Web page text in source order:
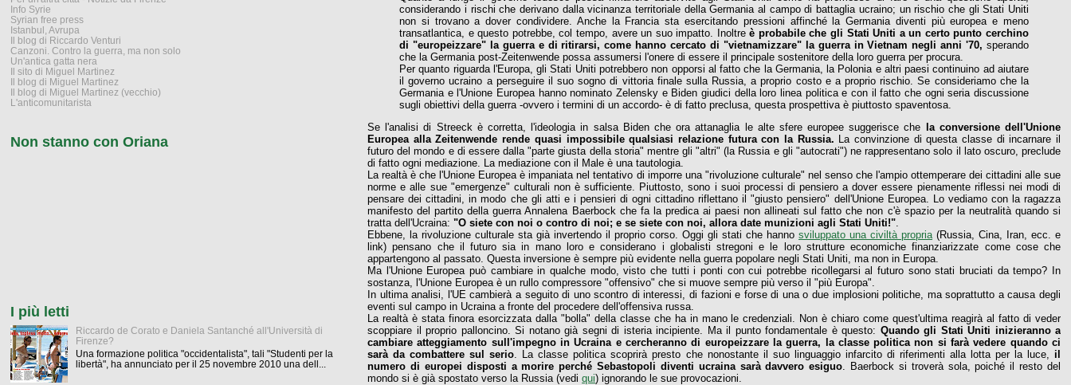
considerando i rischi che derivano dalla vicinanza territoriale della Germania al campo di battaglia ucraino; un rischio che gli Stati Uniti
non si trovano a dover condividere. Anche la Francia sta esercitando pressioni affinché la Germania diventi più europea e meno
transatlantica, e questo potrebbe, col tempo, avere un suo impatto. Inoltreè probabile che gli Stati Uniti a un certo punto cerchino
di "europeizzare" la guerra e di ritirarsi, come hanno cercato di "vietnamizzare" la guerra in Vietnam negli anni '70, sperando
che la Germania post-Zeitenwende possa assumersi l'onere di essere il principale sostenitore della loro guerra per procura.
Per quanto riguarda l'Europa, gli Stati Uniti potrebbero non opporsi al fatto che la Germania, la Polonia e altri paesi continuino ad aiutare
il governo ucraino a perseguire il suo sogno di vittoria finale sulla Russia, a proprio costo e a proprio rischio. Se consideriamo che la
Germania e l'Unione Europea hanno nominato Zelensky e Biden giudici della loro linea politica e con il fatto che ogni seria discussione
sugli obiettivi della guerra -ovvero i termini di un accordo- è di fatto preclusa, questa prospettiva è piuttosto spaventosa.
Se l'analisi di Streeck è corretta, l'ideologia in salsa Biden che ora attanaglia le alte sfere europee suggerisce che la conversione dell'Unione
Europea alla Zeitenwende rende quasi impossibile qualsiasi relazione futura con la Russia. La convinzione di questa classe di incarnare il
futuro del mondo e di essere dalla "parte giusta della storia" mentre gli "altri" (la Russia e gli "autocrati") ne rappresentano solo il lato oscuro, preclude
di fatto ogni mediazione. La mediazione con il Male è una tautologia.
La realtà è che l'Unione Europea è impaniata nel tentativo di imporre una "rivoluzione culturale" nel senso che l'ampio ottemperare dei cittadini alle sue
norme e alle sue "emergenze" culturali non è sufficiente. Piuttosto, sono i suoi processi di pensiero a dover essere pienamente riflessi nei modi di
pensare dei cittadini, in modo che gli atti e i pensieri di ogni cittadino riflettano il "giusto pensiero" dell'Unione Europea. Lo vediamo con la ragazza
manifesto del partito della guerra Annalena Baerbock che fa la predica ai paesi non allineati sul fatto che non c'è spazio per la neutralità quando si
tratta dell'Ucraina:"O siete con noi o contro di noi; e se siete con noi, allora date munizioni agli Stati Uniti!".
Ebbene, la rivoluzione culturale sta già invertendo il proprio corso. Oggi gli stati che hannosviluppato una civiltà propria(Russia, Cina, Iran, ecc. e
link) pensano che il futuro sia in mano loro e considerano i globalisti stregoni e le loro strutture economiche finanziarizzate come cose che
appartengono al passato. Questa inversione è sempre più evidente nella guerra popolare negli Stati Uniti, ma non in Europa.
Ma l'Unione Europea può cambiare in qualche modo, visto che tutti i ponti con cui potrebbe ricollegarsi al futuro sono stati bruciati da tempo? In
sostanza, l'Unione Europea è un rullo compressore "offensivo" che si muove sempre più verso il "più Europa".
In ultima analisi, l'UE cambierà a seguito di uno scontro di interessi, di fazioni e forse di una o due implosioni politiche, ma soprattutto a causa degli
eventi sul campo in Ucraina a fronte del procedere dell'offensiva russa.
La realtà è stata finora esorcizzata dalla "bolla" della classe che ha in mano le credenziali. Non è chiaro come quest'ultima reagirà al fatto di veder
scoppiare il proprio palloncino. Si notano già segni di isteria incipiente. Ma il punto fondamentale è questo: Quando gli Stati Uniti inizieranno a
cambiare atteggiamento sull'impegno in Ucraina e cercheranno di europeizzare la guerra, la classe politica non si farà vedere quando ci
sarà da combattere sul serio. La classe politica scoprirà presto che nonostante il suo linguaggio infarcito di riferimenti alla lotta per la luce, il
numero di europei disposti a morire perché Sebastopoli diventi ucraina sarà davvero esiguo. Baerbock si troverà sola, poiché il resto del
mondo si è già spostato verso la Russia (vediqui) ignorando le sue provocazioni.
Info Syrie
Syrian free press
Istanbul, Avrupa
Il blog di Riccardo Venturi
Canzoni. Contro la guerra, ma non solo
Un'antica gatta nera
Il sito di Miguel Martinez
Il blog di Miguel Martinez
Il blog di Miguel Martinez (vecchio)
L'anticomunitarista
Non stanno con Oriana
I più letti
Riccardo de Corato e Daniela Santanché all'Università di
Firenze?
Una formazione politica "occidentalista", tali "Studenti per la
libertà", ha annunciato per il 25 novembre 2010 una dell...